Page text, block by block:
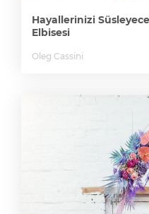
Hayallerinizi
Elbisesi
Oleg Cassini